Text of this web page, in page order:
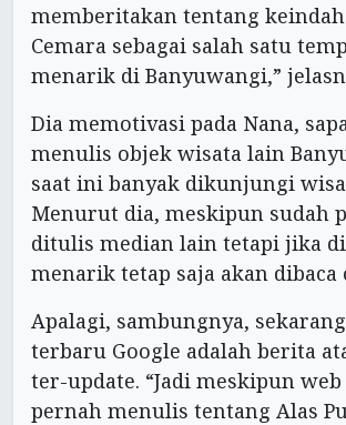
memberitakan tentang
Cemara sebagai salah satu
menarik di Banyuwangi,”
Dia memotivasi pada Nana,
menulis objek wisata lain
saat ini banyak dikunjungi
Menurut dia, meskipun sudah
ditulis median lain tetapi jika
menarik tetap saja akan dibaca
Apalagi, sambungnya,
terbaru Google adalah berita
ter-update. “Jadi meskipun
pernah menulis tentang Alas